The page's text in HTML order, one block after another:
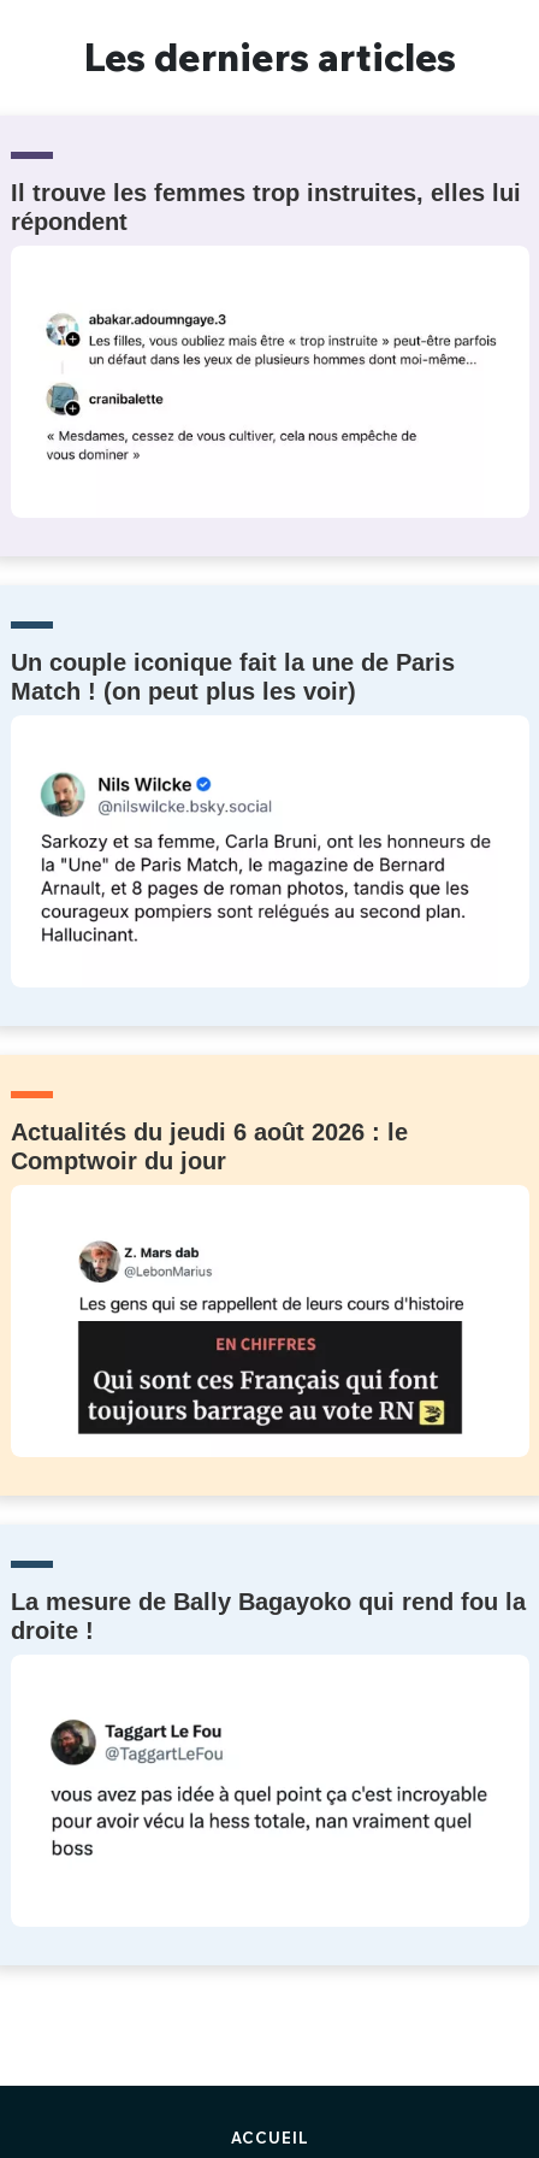
Les derniers articles
Il trouve les femmes trop instruites, elles lui
répondent
Un couple iconique fait la une de Paris
Match ! (on peut plus les voir)
Actualités du jeudi 6 août 2026 : le
Comptwoir du jour
La mesure de Bally Bagayoko qui rend fou la
droite !
ACCUEIL
Un Thread